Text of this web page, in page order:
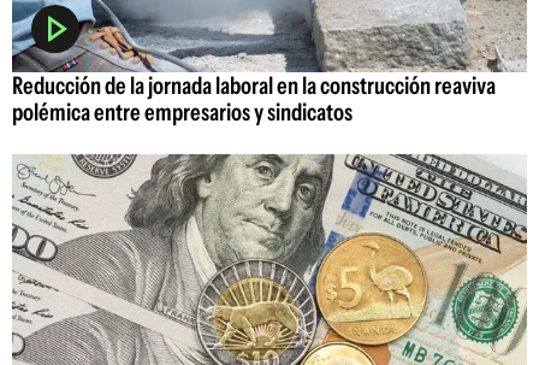
Reducción de la jornada laboral en la construcción reaviva
polémica entre empresarios y sindicatos